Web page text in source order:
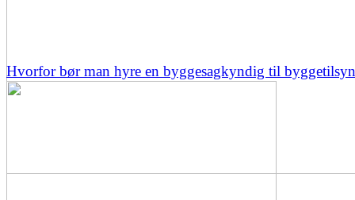
Hvorfor bør man hyre en byggesagkyndig til